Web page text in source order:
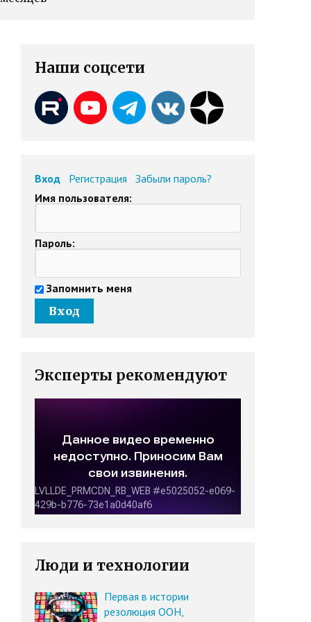
Наши соцсети
Вход Регистрация
Забыли пароль?
Имя пользователя:
Пароль:
Запомнить меня
Эксперты рекомендуют
Люди и технологии
Первая в истории
резолюция ООН,